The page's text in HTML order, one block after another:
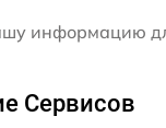
информацию
Сервисов